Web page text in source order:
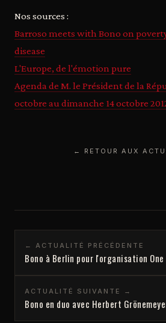
Nos sources :
Barroso meets with Bono on
disease
L'Europe, de l'émotion pure
Agenda de M. le Président de la
octobre au dimanche 14 octobre
← RETOUR AUX
← ACTUALITÉ PRÉCÉDENTE
Bono à Berlin pour l'organisation One
ACTUALITÉ SUIVANTE →
Bono en duo avec Herbert